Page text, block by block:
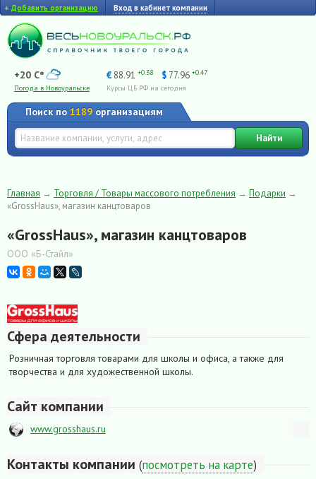
+ Добавить организацию Вход в кабинет компании
+20 C°
Погода в Новоуральске
€ 88.91 +0.38 $ 77.96 +0.47
Курсы ЦБ РФ на сегодня
Поиск по 1189 организациям
Найти
Главная → Торговля / Товары массового потребления → Подарки →
«GrossHaus», магазин канцтоваров
«GrossHaus», магазин канцтоваров
ООО «Б-Стайл»
Сфера деятельности
Розничная торговля товарами для школы и офиса, а также для
творчества и для художественной школы.
Сайт компании
www.grosshaus.ru
Контакты компании (посмотреть на карте)